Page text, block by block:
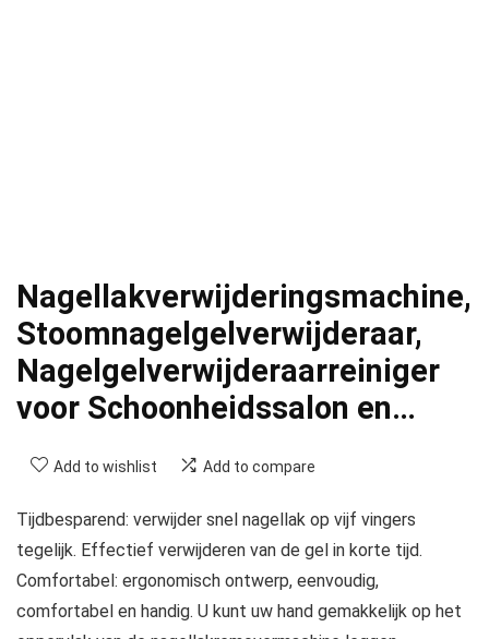
Nagellakverwijderingsmachine,
Stoomnagelgelverwijderaar,
Nagelgelverwijderaarreiniger
voor Schoonheidssalon en…
Add to wishlist Add to compare
Tijdbesparend: verwijder snel nagellak op vijf vingers
tegelijk. Effectief verwijderen van de gel in korte tijd.
Comfortabel: ergonomisch ontwerp, eenvoudig,
comfortabel en handig. U kunt uw hand gemakkelijk op het